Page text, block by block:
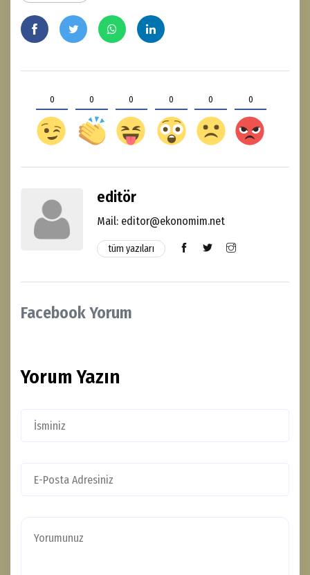
0 0 0 0 0 0
editör
Mail: editor@ekonomim.net
tüm yazıları
Facebook Yorum
Yorum Yazın